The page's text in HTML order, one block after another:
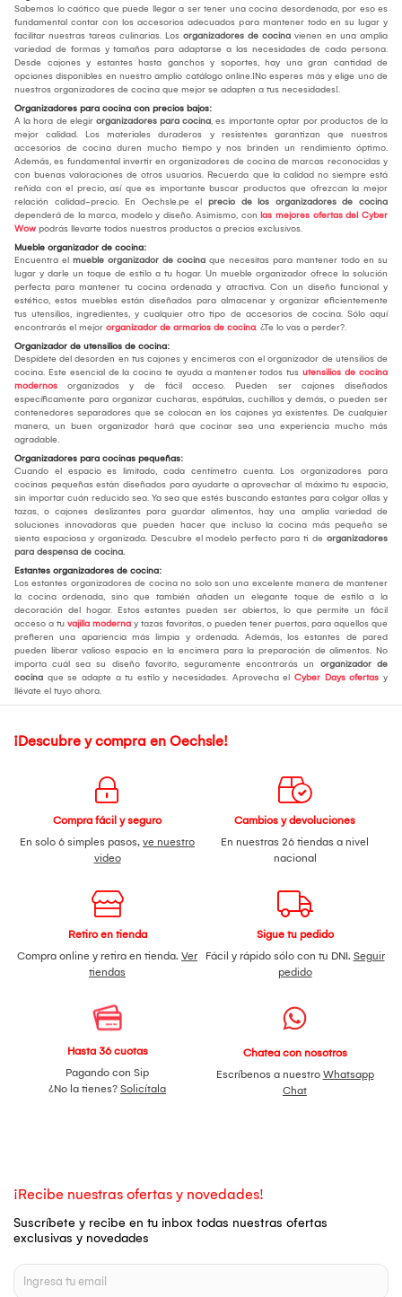
Sabemos lo caótico que puede llegar a ser tener una cocina desordenada, por eso es
fundamental contar con los accesorios adecuados para mantener todo en su lugar y
facilitar nuestras tareas culinarias. Los organizadores de cocina vienen en una amplia
variedad de formas y tamaños para adaptarse a las necesidades de cada persona.
Desde cajones y estantes hasta ganchos y soportes, hay una gran cantidad de
opciones disponibles en nuestro amplio catálogo online.¡No esperes más y elige uno de
nuestros organizadores de cocina que mejor se adapten a tus necesidades!.
Organizadores para cocina con precios bajos:
A la hora de elegir organizadores para cocina, es importante optar por productos de la
mejor calidad. Los materiales duraderos y resistentes garantizan que nuestros
accesorios de cocina duren mucho tiempo y nos brinden un rendimiento óptimo.
Además, es fundamental invertir en organizadores de cocina de marcas reconocidas y
con buenas valoraciones de otros usuarios. Recuerda que la calidad no siempre está
reñida con el precio, así que es importante buscar productos que ofrezcan la mejor
relación calidad-precio. En Oechsle.pe el precio de los organizadores de cocina
dependerá de la marca, modelo y diseño. Asimismo, con las mejores ofertas del Cyber
Wow podrás llevarte todos nuestros productos a precios exclusivos.
Mueble organizador de cocina:
Encuentra el mueble organizador de cocina que necesitas para mantener todo en su
lugar y darle un toque de estilo a tu hogar. Un mueble organizador ofrece la solución
perfecta para mantener tu cocina ordenada y atractiva. Con un diseño funcional y
estético, estos muebles están diseñados para almacenar y organizar eficientemente
tus utensilios, ingredientes, y cualquier otro tipo de accesorios de cocina. Sólo aquí
encontrarás el mejor organizador de armarios de cocina. ¿Te lo vas a perder?.
Organizador de utensilios de cocina:
Despídete del desorden en tus cajones y encimeras con el organizador de utensilios de
cocina. Este esencial de la cocina te ayuda a mantener todos tus utensilios de cocina
modernos organizados y de fácil acceso. Pueden ser cajones diseñados
específicamente para organizar cucharas, espátulas, cuchillos y demás, o pueden ser
contenedores separadores que se colocan en los cajones ya existentes. De cualquier
manera, un buen organizador hará que cocinar sea una experiencia mucho más
agradable.
Organizadores para cocinas pequeñas:
Cuando el espacio es limitado, cada centímetro cuenta. Los organizadores para
cocinas pequeñas están diseñados para ayudarte a aprovechar al máximo tu espacio,
sin importar cuán reducido sea. Ya sea que estés buscando estantes para colgar ollas y
tazas, o cajones deslizantes para guardar alimentos, hay una amplia variedad de
soluciones innovadoras que pueden hacer que incluso la cocina más pequeña se
sienta espaciosa y organizada. Descubre el modelo perfecto para ti de organizadores
para despensa de cocina.
Estantes organizadores de cocina:
Los estantes organizadores de cocina no solo son una excelente manera de mantener
la cocina ordenada, sino que también añaden un elegante toque de estilo a la
decoración del hogar. Estos estantes pueden ser abiertos, lo que permite un fácil
acceso a tu vajilla moderna y tazas favoritas, o pueden tener puertas, para aquellos que
prefieren una apariencia más limpia y ordenada. Además, los estantes de pared
pueden liberar valioso espacio en la encimera para la preparación de alimentos. No
importa cuál sea su diseño favorito, seguramente encontrarás un organizador de
cocina que se adapte a tu estilo y necesidades. Aprovecha el Cyber Days ofertas y
llévate el tuyo ahora.
¡Descubre y compra en Oechsle!
Compra fácil y seguro
En solo 6 simples pasos, ve nuestro
video
Cambios y devoluciones
En nuestras 26 tiendas a nivel
nacional
Retiro en tienda
Compra online y retira en tienda. Ver
tiendas
Sigue tu pedido
Fácil y rápido sólo con tu DNI. Seguir
pedido
Hasta 36 cuotas
Pagando con Sip
¿No la tienes? Solicítala
Chatea con nosotros
Escríbenos a nuestro Whatsapp
Chat
¡Recibe nuestras ofertas y novedades!
Suscríbete y recibe en tu inbox todas nuestras ofertas
exclusivas y novedades